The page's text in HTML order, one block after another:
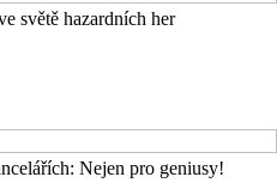
světě hazardních her
Nejen pro geniusy!